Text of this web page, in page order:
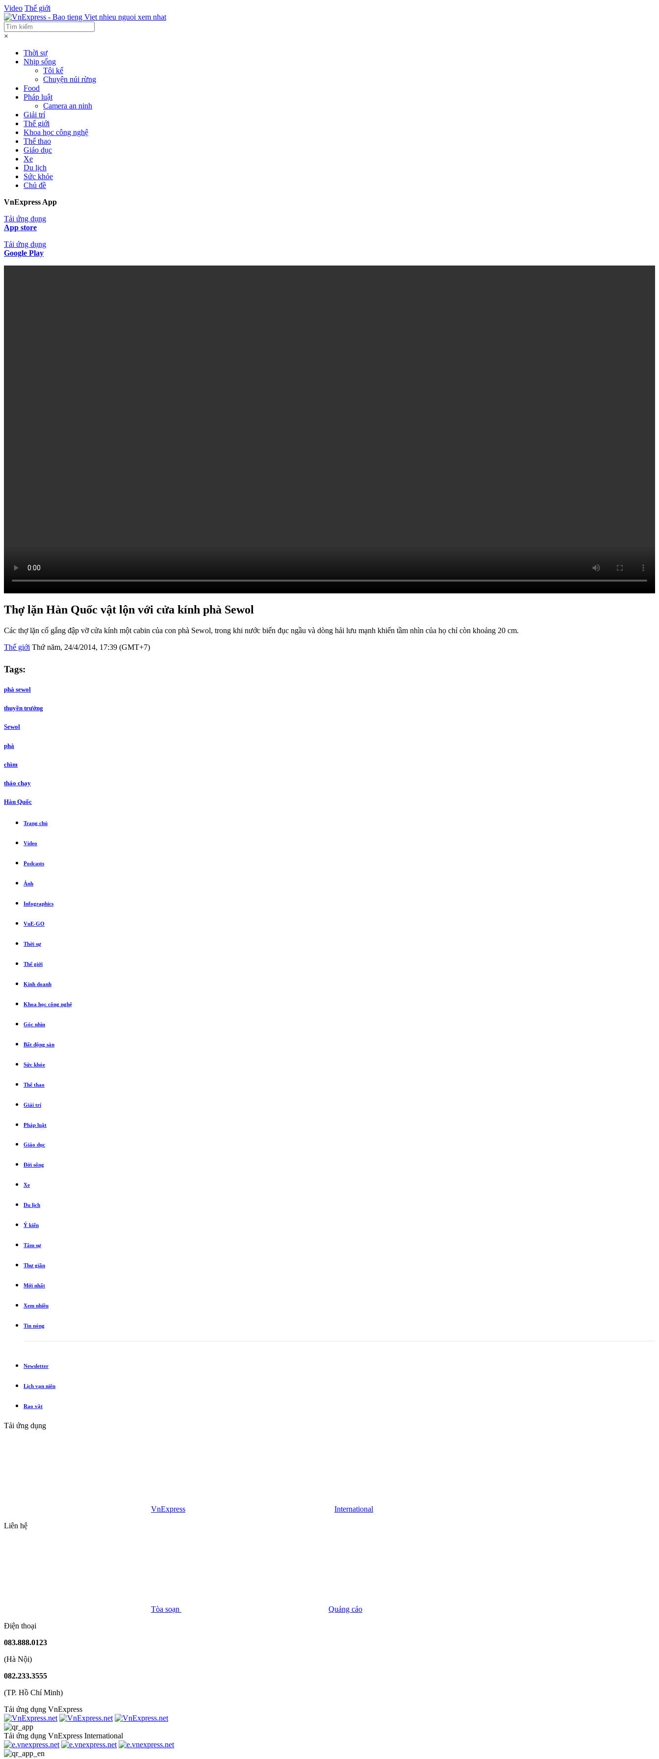
Video Thế giới
×
Thời sự
Nhịp sống
Tôi kể
Chuyện núi rừng
Food
Pháp luật
Camera an ninh
Giải trí
Thế giới
Khoa học công nghệ
Thể thao
Giáo dục
Xe
Du lịch
Sức khỏe
Chủ đề
VnExpress App
Tải ứng dụng
App store
Tải ứng dụng
Google Play
Thợ lặn Hàn Quốc vật lộn với cửa kính phà Sewol
Các thợ lặn cố gắng đập vỡ cửa kính một cabin của con phà Sewol, trong khi nước biển đục ngầu và dòng hải lưu mạnh khiến tầm nhìn của họ chỉ còn khoảng 20 cm.
Thế giới Thứ năm, 24/4/2014, 17:39 (GMT+7)
Tags:
phà sewol
thuyền trưởng
Sewol
phà
chìm
tháo chạy
Hàn Quốc
Trang chủ
Video
Podcasts
Ảnh
Infographics
VnE-GO
Thời sự
Thế giới
Kinh doanh
Khoa học công nghệ
Góc nhìn
Bất động sản
Sức khỏe
Thể thao
Giải trí
Pháp luật
Giáo dục
Đời sống
Xe
Du lịch
Ý kiến
Tâm sự
Thư giãn
Mới nhất
Xem nhiều
Tin nóng
Newsletter
Lịch vạn niên
Rao vặt
Tải ứng dụng
VnExpress
International
Liên hệ
Tòa soạn
Quảng cáo
Điện thoại
083.888.0123
(Hà Nội)
082.233.3555
(TP. Hồ Chí Minh)
Tải ứng dụng VnExpress
Tải ứng dụng VnExpress International